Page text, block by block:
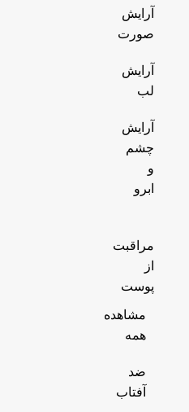
آرایش
صورت
آرایش
لب
آرایش
چشم
و
ابرو
مراقبت
از
پوست
مشاهده
همه
ضد
آفتاب